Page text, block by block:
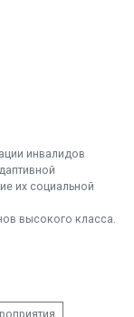
инвалидов
их социальной
высокого класса.